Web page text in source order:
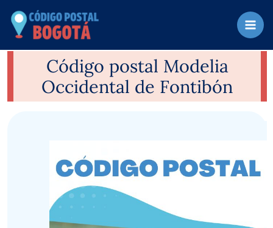
contenido
Código postal Modelia
Occidental de Fontibón